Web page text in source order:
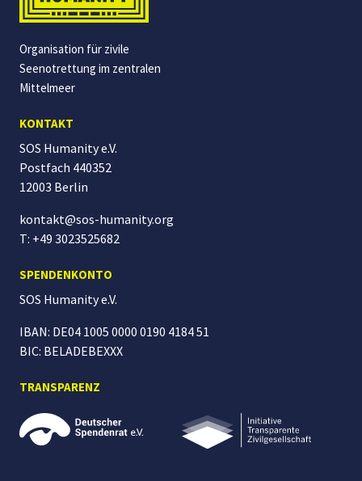
Organisation für zivile
Seenotrettung im zentralen
Mittelmeer
KONTAKT
SOS Humanity e.V.
Postfach 440352
12003 Berlin
kontakt@sos-humanity.org
T: +49 3023525682
SPENDENKONTO
SOS Humanitye.V.
IBAN: DE04 1005 0000 0190 4184 51
BIC: BELADEBEXXX
TRANSPARENZ